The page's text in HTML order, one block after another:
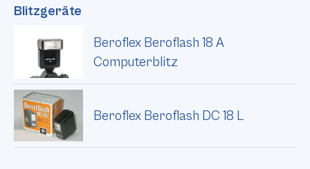
Blitzgeräte
Beroflex Beroflash 18 A
Computerblitz
Beroflex Beroflash DC 18 L